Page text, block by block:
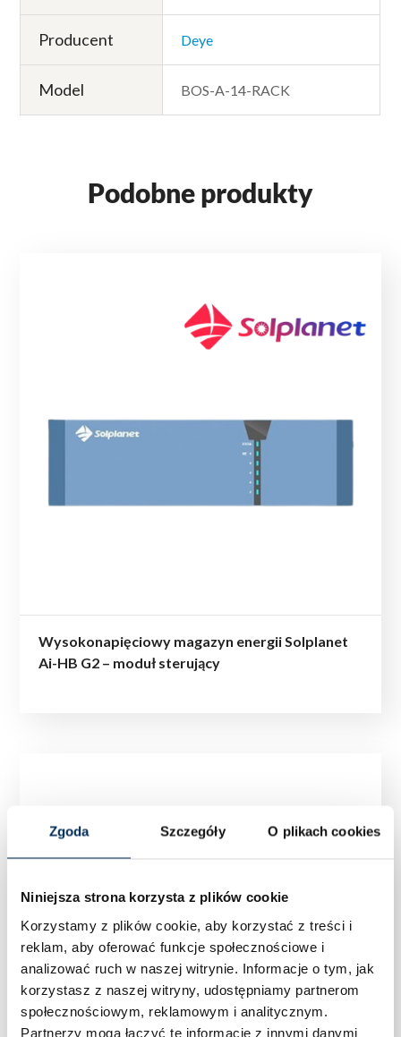
Zgoda Szczegóły O plikach cookies
Niniejsza strona korzysta z plików cookie
Korzystamy z plików cookie, aby korzystać z treści i
reklam, aby oferować funkcje społecznościowe i
analizować ruch w naszej witrynie. Informacje o tym, jak
korzystasz z naszej witryny, udostępniamy partnerom
społecznościowym, reklamowym i analitycznym.
Partnerzy mogą łączyć te informacje z innymi danymi
Producent Deye
Model BOS-A-14-RACK
Podobne produkty
Wysokonapięciowy magazyn energii Solplanet
Ai-HB G2 – moduł sterujący